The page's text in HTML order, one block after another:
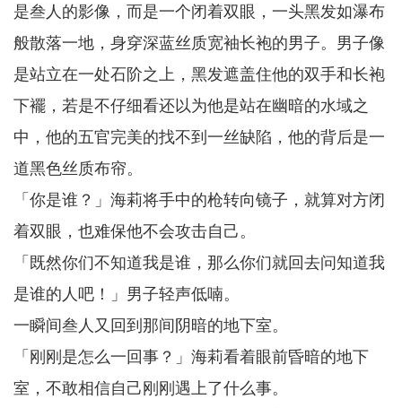
是叁人的影像，而是一个闭着双眼，一头黑发如瀑布
般散落一地，身穿深蓝丝质宽袖长袍的男子。男子像
是站立在一处石阶之上，黑发遮盖住他的双手和长袍
下襬，若是不仔细看还以为他是站在幽暗的水域之
中，他的五官完美的找不到一丝缺陷，他的背后是一
道黑色丝质布帘。
「你是谁？」海莉将手中的枪转向镜子，就算对方闭
着双眼，也难保他不会攻击自己。
「既然你们不知道我是谁，那么你们就回去问知道我
是谁的人吧！」男子轻声低喃。
一瞬间叁人又回到那间阴暗的地下室。
「刚刚是怎么一回事？」海莉看着眼前昏暗的地下
室，不敢相信自己刚刚遇上了什么事。